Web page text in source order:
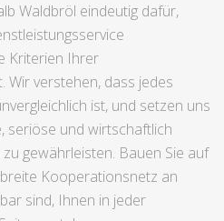
Waldbröl eindeutig dafür,
Kriterien Ihrer
Wir verstehen, dass jedes
ist, und setzen uns
seriöse und wirtschaftlich
gewährleisten. Bauen Sie auf
Kooperationsnetz an
sind, Ihnen in jeder